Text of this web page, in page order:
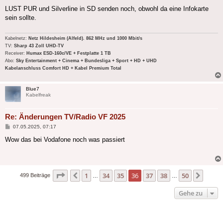
LUST PUR und Silverline in SD senden noch, obwohl da eine Infokarte
sein sollte.
Kabelnetz: Netz Hildesheim (Alfeld). 862 MHz und 1000 Mbit/s
TV: Sharp 43 Zoll UHD-TV
Receiver: Humax ESD-160c/VE + Festplatte 1 TB
Abo: Sky Entertainment + Cinema + Bundesliga + Sport + HD + UHD
Kabelanschluss Comfort HD + Kabel Premium Total
Blue7
Kabelfreak
Re: Änderungen TV/Radio VF 2025
Beitrag
07.05.2025, 07:17
Wow das bei Vodafone noch was passiert
499 Beiträge Seite 36 50
Vorherige
1 34 35 36 37 38 50
Gehe zu